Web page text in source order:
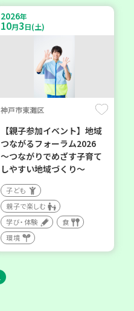
2026年
10月3日(土)
神戸市東灘区
【親子参加イベント】地域
つながるフォーラム2026
～つながりでめざす子育て
しやすい地域づくり～
子ども
親子で楽しむ
学び・体験
食
環境